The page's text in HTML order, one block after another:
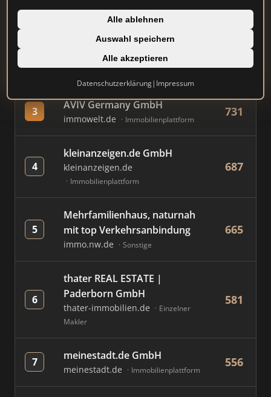
Alle ablehnen
Auswahl speichern
Alle akzeptieren
Datenschutzerklärung| Impressum
1 immobilienscout24.de
Immobilienplattform
862
SMK Immobilien GmbH
smk.immobilien Einzelner Makler
3 AVIV Germany GmbH
immowelt.de Immobilienplattform
731
4
kleinanzeigen.de GmbH
kleinanzeigen.de
Immobilienplattform
687
5
Mehrfamilienhaus, naturnah
mit top Verkehrsanbindung
immo.nw.de Sonstige
665
6
thater REAL ESTATE |
Paderborn GmbH
thater-immobilien.de
Einzelner
Makler
581
7 meinestadt.de GmbH
meinestadt.de Immobilienplattform
556